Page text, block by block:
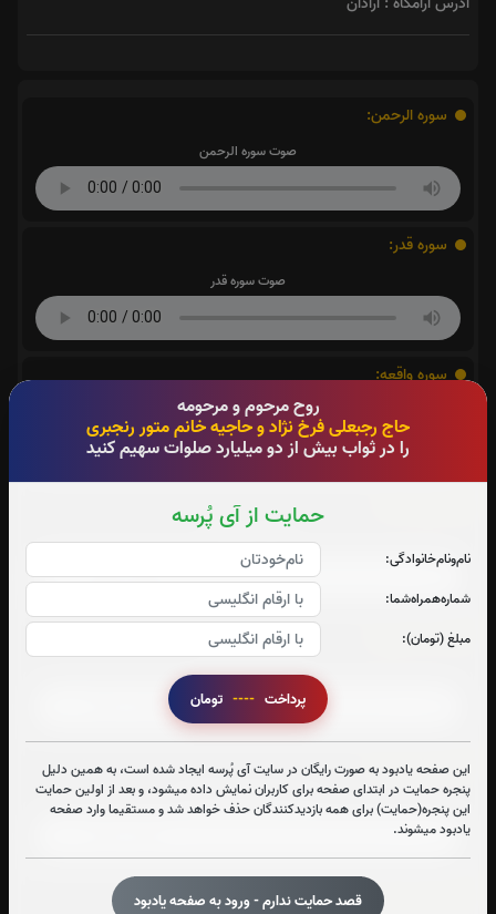
روح مرحوم و مرحومه
حاج رجبعلی فرخ نژاد و حاجیه خانم متور رنجبری
را در ثواب بیش از دو میلیارد صلوات سهیم کنید
حمایت از آی پُرسه
نام‌و‌نام‌خانوادگی:
شماره‌همراه‌شما:
مبلغ (تومان):
پرداخت ----
این صفحه یادبود به صورت رایگان در سایت آی پُرسه ایجاد شده است، به همین دلیل
پنجره حمایت در ابتدای صفحه برای کاربران نمایش داده میشود، و بعد از اولین حمایت
این پنجره(حمایت) برای همه بازدیدکنندگان حذف خواهد شد و مستقیما وارد صفحه
یادبود میشوند.
قصد حمایت ندارم - ورود به صفحه یادبود
سوره الرحمن:
صوت سوره الرحمن
سوره قدر:
صوت سوره قدر
سوره واقعه:
صوت سوره واقعه
صوت سوره ملک
آیت الکرسی:
صوت آیت الکرسی
دعای توسل:
صوت دعای توسل(فرهمند)
دعای فرج امام زمان :